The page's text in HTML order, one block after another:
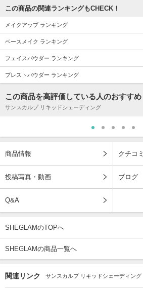
この商品の関連ランキングもCHECK！
メイクアップ ランキング
ベースメイク ランキング
フェイスパウダー ランキング
プレストパウダー ランキング
この商品を高評価している人のおすすめ
サンスカルプ リキッドシェーディング
商品情報 クチコミ
投稿写真・動画 ブログ
Q&A
SHEGLAMのTOPへ
SHEGLAMの商品一覧へ
関連リンク サンスカルプ リキッドシェーディング